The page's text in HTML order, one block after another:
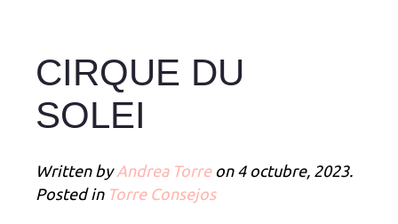
CIRQUE DU
SOLEI
Written byAndrea Torreon 4 octubre, 2023.
Posted in Torre Consejos